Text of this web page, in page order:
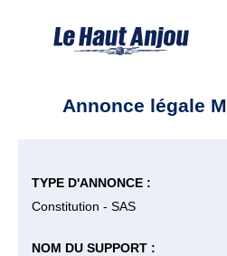
Annonce légale
TYPE D'ANNONCE :
Constitution - SAS
NOM DU SUPPORT :